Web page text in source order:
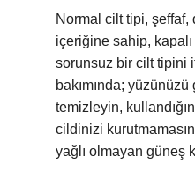
Normal cilt tipi,
içeriğine sahip,
sorunsuz bir cilt tipini
bakımında;
temizleyin,
cildinizi
yağlı olmayan güneş